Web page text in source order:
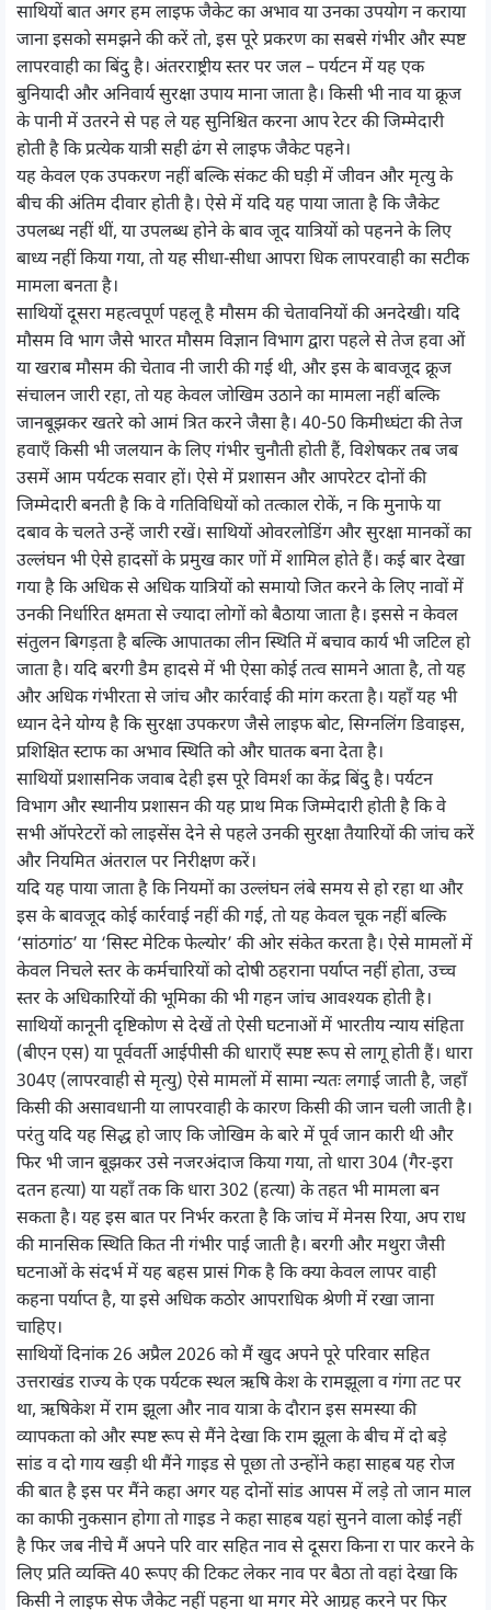
साथियों बात अगर हम लाइफ जैकेट का अभाव या उनका उपयोग न कराया
जाना इसको समझने की करें तो, इस पूरे प्रकरण का सबसे गंभीर और स्पष्ट
लापरवाही का बिंदु है। अंतरराष्ट्रीय स्तर पर जल – पर्यटन में यह एक
बुनियादी और अनिवार्य सुरक्षा उपाय माना जाता है। किसी भी नाव या क्रूज
के पानी में उतरने से पह ले यह सुनिश्चित करना आप रेटर की जिम्मेदारी
होती है कि प्रत्येक यात्री सही ढंग से लाइफ जैकेट पहने।
यह केवल एक उपकरण नहीं बल्कि संकट की घड़ी में जीवन और मृत्यु के
बीच की अंतिम दीवार होती है। ऐसे में यदि यह पाया जाता है कि जैकेट
उपलब्ध नहीं थीं, या उपलब्ध होने के बाव जूद यात्रियों को पहनने के लिए
बाध्य नहीं किया गया, तो यह सीधा-सीधा आपरा धिक लापरवाही का सटीक
मामला बनता है।
साथियों दूसरा महत्वपूर्ण पहलू है मौसम की चेतावनियों की अनदेखी। यदि
मौसम वि भाग जैसे भारत मौसम विज्ञान विभाग द्वारा पहले से तेज हवा ओं
या खराब मौसम की चेताव नी जारी की गई थी, और इस के बावजूद क्रूज
संचालन जारी रहा, तो यह केवल जोखिम उठाने का मामला नहीं बल्कि
जानबूझकर खतरे को आमं त्रित करने जैसा है। 40-50 किमीध्घंटा की तेज
हवाएँ किसी भी जलयान के लिए गंभीर चुनौती होती हैं, विशेषकर तब जब
उसमें आम पर्यटक सवार हों। ऐसे में प्रशासन और आपरेटर दोनों की
जिम्मेदारी बनती है कि वे गतिविधियों को तत्काल रोकें, न कि मुनाफे या
दबाव के चलते उन्हें जारी रखें। साथियों ओवरलोडिंग और सुरक्षा मानकों का
उल्लंघन भी ऐसे हादसों के प्रमुख कार णों में शामिल होते हैं। कई बार देखा
गया है कि अधिक से अधिक यात्रियों को समायो जित करने के लिए नावों में
उनकी निर्धारित क्षमता से ज्यादा लोगों को बैठाया जाता है। इससे न केवल
संतुलन बिगड़ता है बल्कि आपातका लीन स्थिति में बचाव कार्य भी जटिल हो
जाता है। यदि बरगी डैम हादसे में भी ऐसा कोई तत्व सामने आता है, तो यह
और अधिक गंभीरता से जांच और कार्रवाई की मांग करता है। यहाँ यह भी
ध्यान देने योग्य है कि सुरक्षा उपकरण जैसे लाइफ बोट, सिग्नलिंग डिवाइस,
प्रशिक्षित स्टाफ का अभाव स्थिति को और घातक बना देता है।
साथियों प्रशासनिक जवाब देही इस पूरे विमर्श का केंद्र बिंदु है। पर्यटन
विभाग और स्थानीय प्रशासन की यह प्राथ मिक जिम्मेदारी होती है कि वे
सभी ऑपरेटरों को लाइसेंस देने से पहले उनकी सुरक्षा तैयारियों की जांच करें
और नियमित अंतराल पर निरीक्षण करें।
यदि यह पाया जाता है कि नियमों का उल्लंघन लंबे समय से हो रहा था और
इस के बावजूद कोई कार्रवाई नहीं की गई, तो यह केवल चूक नहीं बल्कि
‘सांठगांठ’ या ‘सिस्ट मेटिक फेल्योर’ की ओर संकेत करता है। ऐसे मामलों में
केवल निचले स्तर के कर्मचारियों को दोषी ठहराना पर्याप्त नहीं होता, उच्च
स्तर के अधिकारियों की भूमिका की भी गहन जांच आवश्यक होती है।
साथियों कानूनी दृष्टिकोण से देखें तो ऐसी घटनाओं में भारतीय न्याय संहिता
(बीएन एस) या पूर्ववर्ती आईपीसी की धाराएँ स्पष्ट रूप से लागू होती हैं। धारा
304ए (लापरवाही से मृत्यु) ऐसे मामलों में सामा न्यतः लगाई जाती है, जहाँ
किसी की असावधानी या लापरवाही के कारण किसी की जान चली जाती है।
परंतु यदि यह सिद्ध हो जाए कि जोखिम के बारे में पूर्व जान कारी थी और
फिर भी जान बूझकर उसे नजरअंदाज किया गया, तो धारा 304 (गैर-इरा
दतन हत्या) या यहाँ तक कि धारा 302 (हत्या) के तहत भी मामला बन
सकता है। यह इस बात पर निर्भर करता है कि जांच में मेनस रिया, अप राध
की मानसिक स्थिति कित नी गंभीर पाई जाती है। बरगी और मथुरा जैसी
घटनाओं के संदर्भ में यह बहस प्रासं गिक है कि क्या केवल लापर वाही
कहना पर्याप्त है, या इसे अधिक कठोर आपराधिक श्रेणी में रखा जाना
चाहिए।
साथियों दिनांक 26 अप्रैल 2026 को मैं खुद अपने पूरे परिवार सहित
उत्तराखंड राज्य के एक पर्यटक स्थल ऋषि केश के रामझूला व गंगा तट पर
था, ऋषिकेश में राम झूला और नाव यात्रा के दौरान इस समस्या की
व्यापकता को और स्पष्ट रूप से मैंने देखा कि राम झूला के बीच में दो बड़े
सांड व दो गाय खड़ी थी मैंने गाइड से पूछा तो उन्होंने कहा साहब यह रोज
की बात है इस पर मैंने कहा अगर यह दोनों सांड आपस में लड़े तो जान माल
का काफी नुकसान होगा तो गाइड ने कहा साहब यहां सुनने वाला कोई नहीं
है फिर जब नीचे मैं अपने परि वार सहित नाव से दूसरा किना रा पार करने के
लिए प्रति व्यक्ति 40 रूपए की टिकट लेकर नाव पर बैठा तो वहां देखा कि
किसी ने लाइफ सेफ जैकेट नहीं पहना था मगर मेरे आग्रह करने पर फिर